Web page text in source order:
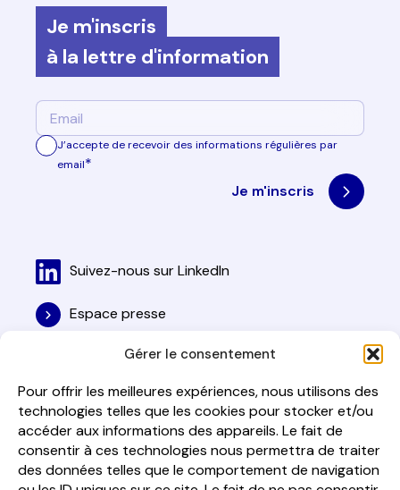
Gérer le consentement
Pour offrir les meilleures expériences, nous utilisons des
technologies telles que les cookies pour stocker et/ou
accéder aux informations des appareils. Le fait de
consentir à ces technologies nous permettra de traiter
des données telles que le comportement de navigation
Suivez-nous sur LinkedIn
Espace presse
Mentions légales
Politique de cookies
Je m'inscris
à la lettre d'information
E-
mail*
J’accepte de recevoir des informations régulières par
email*